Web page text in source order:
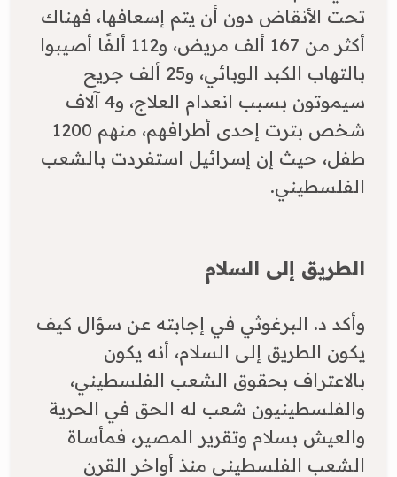
تحت الأنقاض دون أن يتم إسعافها، فهناك
أكثر من 167 ألف مريض، و112 ألفًا أصيبوا
بالتهاب الكبد الوبائي، و25 ألف جريح
سيموتون بسبب انعدام العلاج، و4 آلاف
شخص بترت إحدى أطرافهم، منهم 1200
طفل، حيث إن إسرائيل استفردت بالشعب
الفلسطيني.
الطريق إلى السلام
وأكد د. البرغوثي في إجابته عن سؤال كيف
يكون الطريق إلى السلام، أنه يكون
بالاعتراف بحقوق الشعب الفلسطيني،
والفلسطينيون شعب له الحق في الحرية
والعيش بسلام وتقرير المصير، فمأساة
الشعب الفلسطيني منذ أواخر القرن